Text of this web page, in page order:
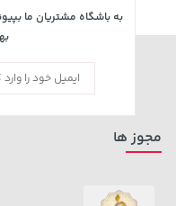
به باشگاه مشتریان ما
مجوز ها